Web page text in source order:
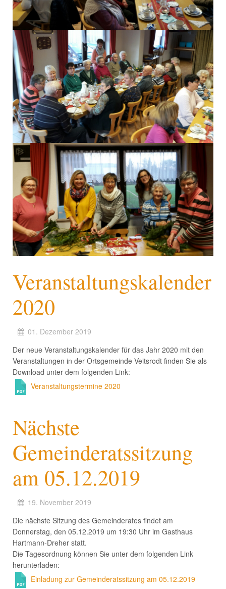
Veranstaltungskalender
2020
01. Dezember 2019
Der neue Veranstaltungskalender für das Jahr 2020 mit den
Veranstaltungen in der Ortsgemeinde Veitsrodt finden Sie als
Download unter dem folgenden Link:
Veranstaltungstermine 2020
Nächste
Gemeinderatssitzung
am 05.12.2019
19. November 2019
Die nächste Sitzung des Gemeinderates findet am
Donnerstag, den 05.12.2019 um 19:30 Uhr im Gasthaus
Hartmann-Dreher statt.
Die Tagesordnung können Sie unter dem folgenden Link
herunterladen:
Einladung zur Gemeinderatssitzung am 05.12.2019